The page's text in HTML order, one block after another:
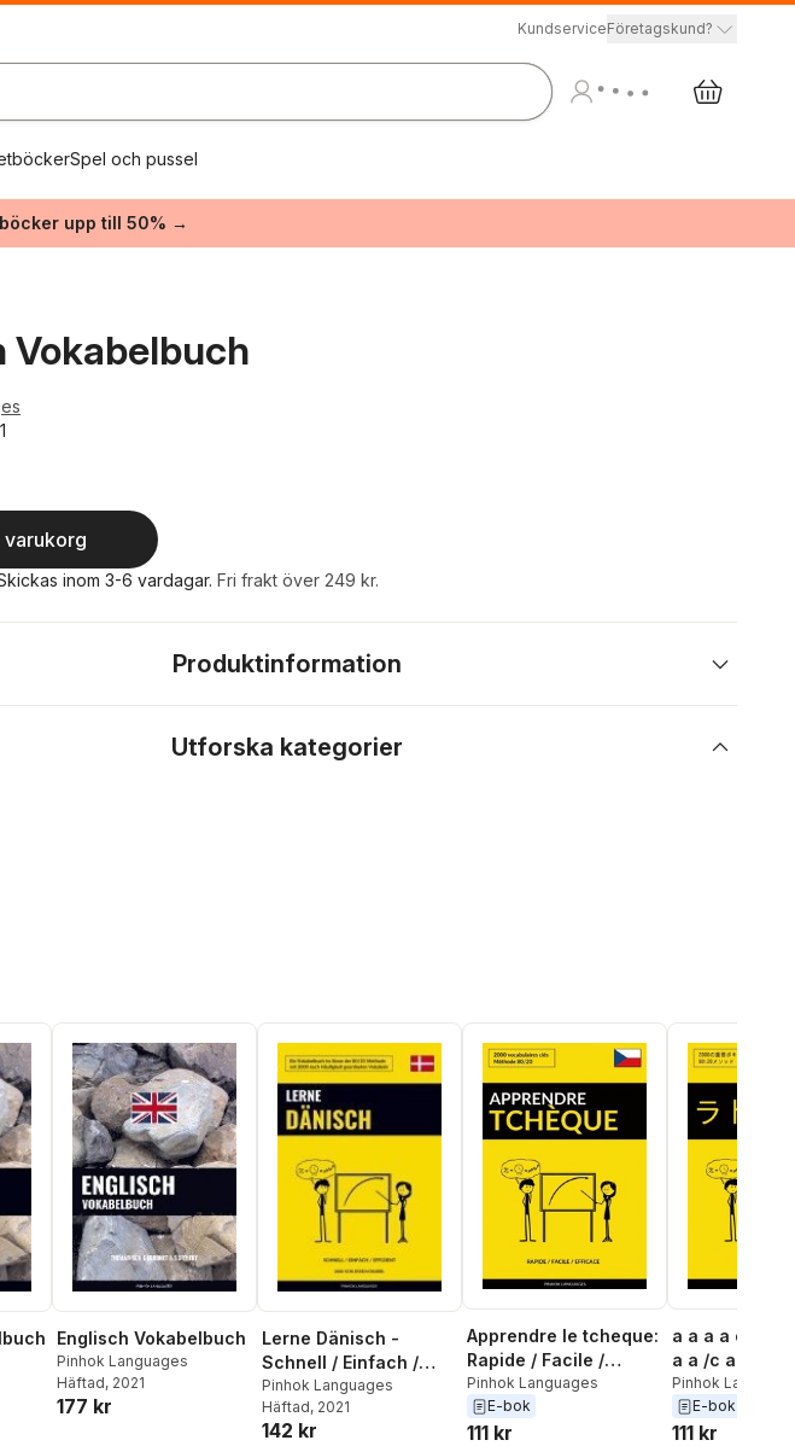
KundserviceFöretagskund?
Spel och pussel
upp till 50% →
Vokabelbuch
varukorg
inom 3-6 vardagar. Fri frakt över 249 kr.
Produktinformation
Utforska kategorier
Englisch Vokabelbuch
Pinhok Languages
Häftad, 2021
177 kr
Lerne Dänisch -
Schnell / Einfach /
Effizient
Pinhok Languages
Häftad, 2021
142 kr
Apprendre le tcheque:
Rapide / Facile /
Efficace: 2000
vocabulaires cles
Pinhok Languages
E-bok
111 kr
a a a a e za a a a a a a
a a /c a /aS cZ cs :
2000a e e a a a a a a
a
Pinhok
E-bok
111 kr